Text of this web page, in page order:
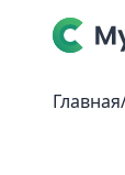
Главная